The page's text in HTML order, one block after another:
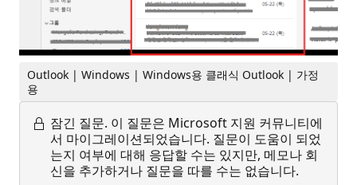
Outlook | Windows | Windows용 클래식 Outlook | 가정
용
잠긴 질문. 이 질문은 Microsoft 지원 커뮤니티에
서 마이그레이션되었습니다. 질문이 도움이 되었
는지 여부에 대해 응답할 수는 있지만, 메모나 회
신을 추가하거나 질문을 따를 수는 없습니다.